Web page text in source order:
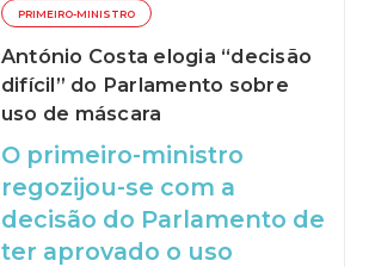
PRIMEIRO-MINISTRO
António Costa elogia “decisão
difícil” do Parlamento sobre
uso de máscara
O primeiro-ministro
regozijou-se com a
decisão do Parlamento de
ter aprovado o uso